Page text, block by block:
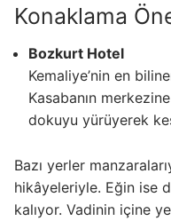
Konaklama
Bozkurt Hotel
Kemaliye’nin en
Kasabanın
dokuyu yürüyerek
Bazı yerler
hikâyeleriyle. Eğin ise
kalıyor. Vadinin içine